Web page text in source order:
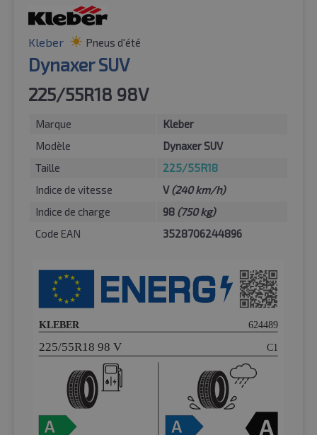
Kleber Pneus d'été
Dynaxer SUV
225/55R18 98V
Marque
Kleber
Modèle
Dynaxer SUV
Taille
225/55R18
Indice de vitesse
V(240 km/h)
Indice de charge
98 (750 kg)
Code EAN
3528706244896